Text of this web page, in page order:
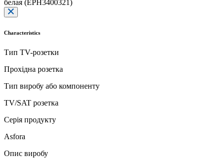
Characteristics
Тип TV-розетки
Прохідна розетка
Тип виробу або компоненту
TV/SAT розетка
Серія продукту
Asfora
Опис виробу